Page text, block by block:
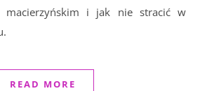
i jak nie stracić w
READ MORE